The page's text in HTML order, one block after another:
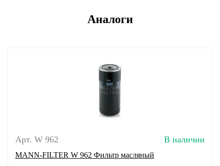
Аналоги
Арт. W 962 В наличии
MANN-FILTER W 962 Фильтр масляный